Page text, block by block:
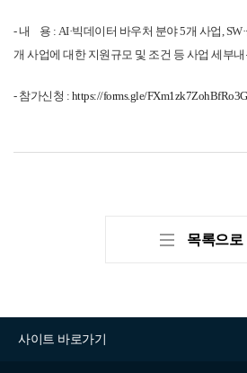
- 내    용 : AI·빅데이터 바우처 분야 5개 사업,
개 사업에 대한 지원규모 및 조건 등 사업 세부내
- 참가신청 : https://forms.gle/
목록으로
사이트 바로가기